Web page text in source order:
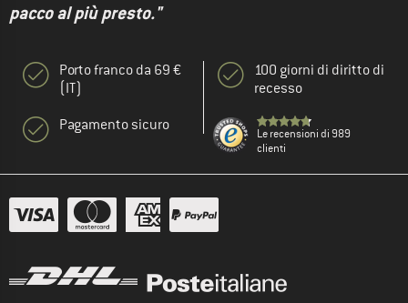
pacco al più presto."
Porto franco da 69 €
(IT)
Pagamento sicuro
100 giorni di diritto di
recesso
Le recensioni di 989
clienti